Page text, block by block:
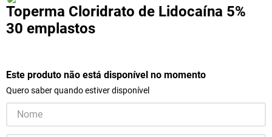
Toperma Cloridrato de Lidocaína 5%
30 emplastos
Este produto não está disponível no momento
Quero saber quando estiver disponível
5º
protetor solar
6º
shampoo
8º
fraldas geriátricas
lola